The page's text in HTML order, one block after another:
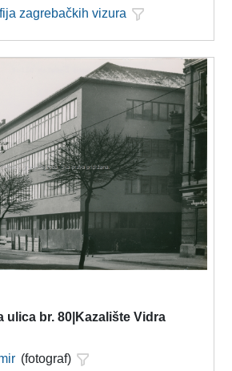
zagrebačkih vizura
ulica br. 80|Kazalište Vidra
(fotograf)